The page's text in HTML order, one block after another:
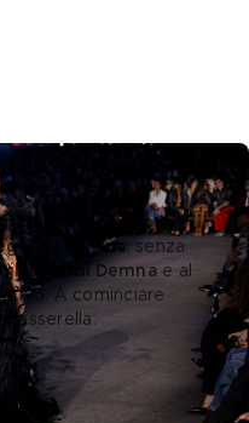
rimette al centro la
italiana
, senza
cifre di Demna e al
A cominciare
passerella.